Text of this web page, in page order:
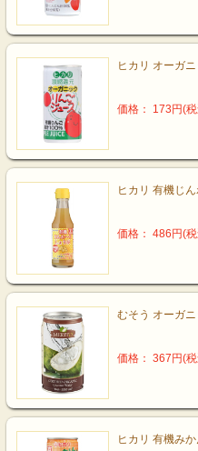
ヒカリ オーガ
価格： 173円(
ヒカリ 有機じ
価格： 486円(
むそう オーガ
価格： 367円(
ヒカリ 有機み